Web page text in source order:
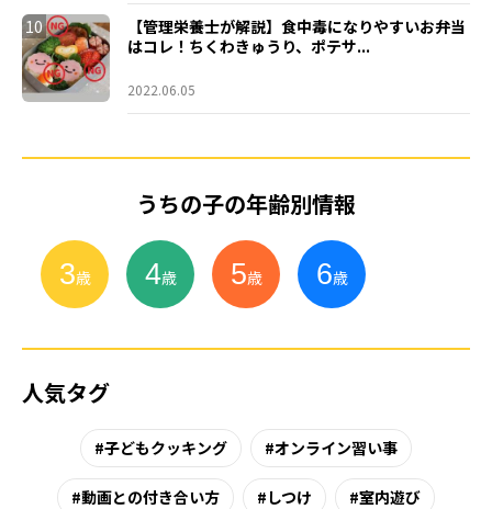
10
【管理栄養士が解説】食中毒になりやすいお弁当
はコレ！ちくわきゅうり、ポテサ...
2022.06.05
うちの子の年齢別情報
3歳 4歳 5歳 6歳
人気タグ
子どもクッキング オンライン習い事
動画との付き合い方 しつけ 室内遊び